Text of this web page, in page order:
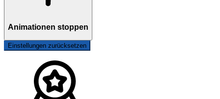
Animationen stoppen
Einstellungen zurücksetzen